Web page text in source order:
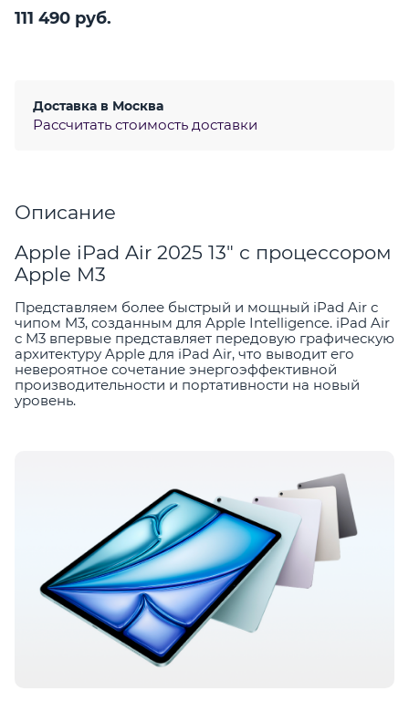
111 490 руб.
Доставка в Москва
Рассчитать стоимость доставки
Описание
Apple iPad Air 2025 13" с процессором
Apple M3
Представляем более быстрый и мощный iPad Air с
чипом M3, созданным для Apple Intelligence. iPad Air
с M3 впервые представляет передовую графическую
архитектуру Apple для iPad Air, что выводит его
невероятное сочетание энергоэффективной
производительности и портативности на новый
уровень.